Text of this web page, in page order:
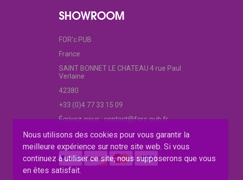
Nous utilisons des cookies pour vous garantir la
meilleure expérience sur notre site web. Si vous
continuez à utiliser ce site, nous supposerons que vous
en êtes satisfait.
SHOWROOM
FOR'c PUB
France
SAINT BONNET LE CHATEAU 4 rue Paul
Verlaine
42380
+33 (0)4 77 33 15 09
Écrivez-nous :contact@forc-pub.fr